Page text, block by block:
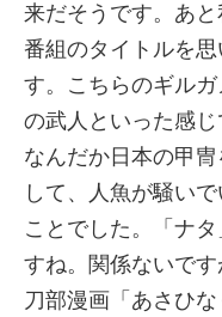
来だそうです。あ
番組のタイトルを
す。こちらのギル
の武人といった感じ
なんだか日本の甲
して、人魚が騒い
ことでした。「ナ
すね。関係ないで
刀部漫画「あさひ